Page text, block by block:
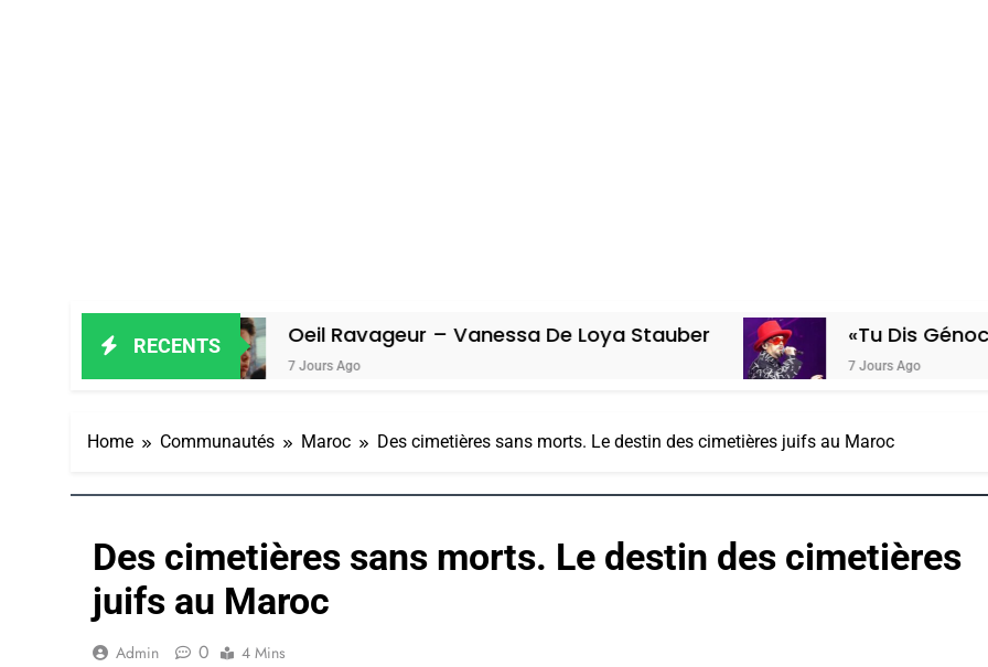
RECENTS
Oeil Ravageur – Vanessa De Loya Stauber «Tu Dis Génocide, Je Dis
7 Jours Ago
Home Communautés Maroc Des cimetières sans morts. Le destin des cimetières juifs au Maroc
Des cimetières sans morts. Le destin des cimetières
juifs au Maroc
Admin 0 4 Mins